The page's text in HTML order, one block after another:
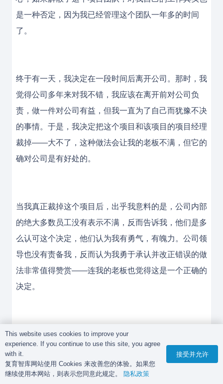
是一种否定，因为我已经管理这个团队一年多的时间
了。
终于有一天，我决定在一段时间后离开公司。那时，我
觉得公司多年来对我不错，我应该在离开前对公司负
责，做一件对公司有益，但我一直为了自己而犹豫不决
的事情。于是，我决定把这个项目和该项目的项目经理
裁掉——大不了，这种做法会让我的老板不满，但它的
确对公司是有好处的。
当我真正裁掉这个项目后，出乎我意料的是，公司内部
的绝大多数员工没有表示不满，反而告诉我，他们是多
么认可这个决定，他们认为我有勇气，有魄力。公司领
导也没有责备我，反而认为我勇于承认并改正错误的做
法非常值得赞赏——连我的老板也觉得这是一个正确的
决定。
也就是说，当公司利益和部门利益或个人利益发生矛盾
的时候，管理者要有勇气做出有利于公司利益的决定，
而不能患得患失。如果你的决定是正确、负责任的，你
This website uses cookies to improve your
experience. If you continue to use this site, you agree
with it.
复育智库网站使用 Cookies 来改善您的体验。如果您
继续使用本网站，则表示您同意此规定。 隐私政策
接受并允许